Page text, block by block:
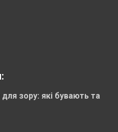
для зору: які бувають та